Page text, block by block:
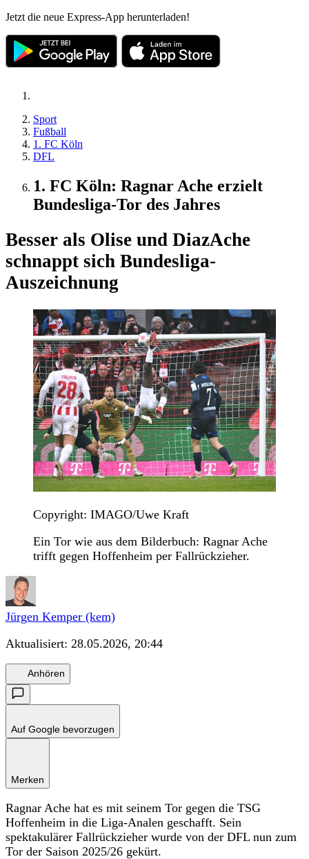
Jetzt die neue Express-App herunterladen!
Sport
Fußball
1. FC Köln
DFL
1. FC Köln: Ragnar Ache erzielt
Bundesliga-Tor des Jahres
Besser als Olise und DiazAche
schnappt sich Bundesliga-
Auszeichnung
Copyright: IMAGO/Uwe Kraft
Ein Tor wie aus dem Bilderbuch: Ragnar Ache
trifft gegen Hoffenheim per Fallrückzieher.
Jürgen Kemper (kem)
Aktualisiert: 28.05.2026, 20:44
Anhören
Auf Google bevorzugen
Merken
Ragnar Ache hat es mit seinem Tor gegen die TSG
Hoffenheim in die Liga-Analen geschafft. Sein
spektakulärer Fallrückzieher wurde von der DFL nun zum
Tor der Saison 2025/26 gekürt.